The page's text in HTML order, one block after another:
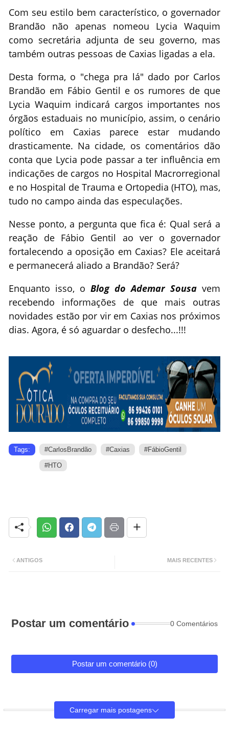
Com seu estilo bem característico, o governador
Brandão não apenas nomeou Lycia Waquim
como secretária adjunta de seu governo, mas
também outras pessoas de Caxias ligadas a ela.
Desta forma, o "chega pra lá" dado por Carlos
Brandão em Fábio Gentil e os rumores de que
Lycia Waquim indicará cargos importantes nos
órgãos estaduais no município, assim, o cenário
político em Caxias parece estar mudando
drasticamente. Na cidade, os comentários dão
conta que Lycia pode passar a ter influência em
indicações de cargos no Hospital Macrorregional
e no Hospital de Trauma e Ortopedia (HTO), mas,
tudo no campo ainda das especulações.
Nesse ponto, a pergunta que fica é: Qual será a
reação de Fábio Gentil ao ver o governador
fortalecendo a oposição em Caxias? Ele aceitará
e permanecerá aliado a Brandão? Será?
Enquanto isso, o Blog do Ademar Sousa vem
recebendo informações de que mais outras
novidades estão por vir em Caxias nos próximos
dias. Agora, é só aguardar o desfecho...!!!
Tags: #CarlosBrandão #Caxias #FábioGentil
#HTO
MAIS RECENTES
ANTIGOS
Postar um comentário 0 Comentários
Postar um comentário (0)
Carregar mais postagens